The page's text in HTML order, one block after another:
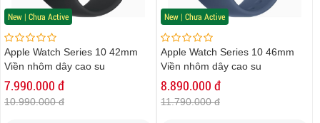
New | Chưa Active
Apple Watch Series 10 42mm
Viền nhôm dây cao su
7.990.000 đ
10.990.000 đ
New | Chưa Active
Apple Watch Series 10 46mm
Viền nhôm dây cao su
8.890.000 đ
11.790.000 đ